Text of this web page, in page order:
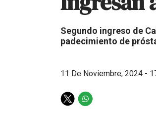
Segundo ingreso de
padecimiento de
11 De Noviembre, 2024 -
T
W